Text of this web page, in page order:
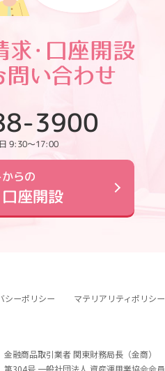
3900
9:30～17:00
らの
座開設
シーポリシー マテリアリティポリシー
金融商品取引業者 関東財務局長（金商）
第304号 一般社団法人 資産運用業協会会員